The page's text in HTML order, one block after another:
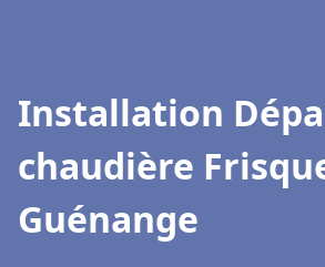
Installation
chaudière
Guénange